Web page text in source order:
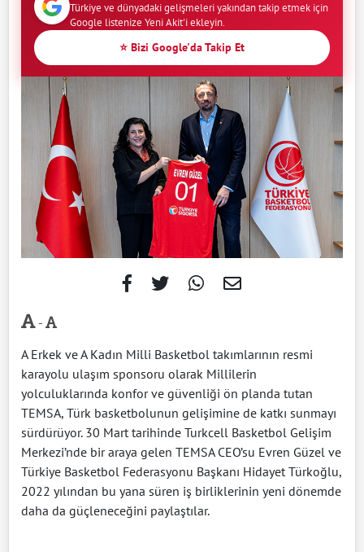
Türkiye ve dünyadaki gelişmeleri yakından takip etmek için
Google listenize Yeni Akit'i ekleyin.
⭐ Bizi Google'da Takip Et
-
A Erkek ve A Kadın Milli Basketbol takımlarının resmi
karayolu ulaşım sponsoru olarak Millilerin
yolculuklarında konfor ve güvenliği ön planda tutan
TEMSA, Türk basketbolunun gelişimine de katkı sunmayı
sürdürüyor. 30 Mart tarihinde Turkcell Basketbol Gelişim
Merkezi’nde bir araya gelen TEMSA CEO’su Evren Güzel ve
Türkiye Basketbol Federasyonu Başkanı Hidayet Türkoğlu,
2022 yılından bu yana süren iş birliklerinin yeni dönemde
daha da güçleneceğini paylaştılar.